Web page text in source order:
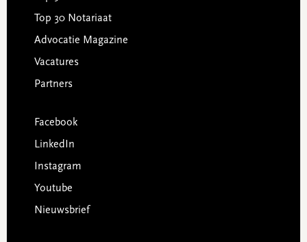
Top 30 Notariaat
Advocatie Magazine
Vacatures
Partners
Facebook
LinkedIn
Instagram
Youtube
Nieuwsbrief